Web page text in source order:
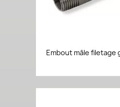
Embout mâle filetage